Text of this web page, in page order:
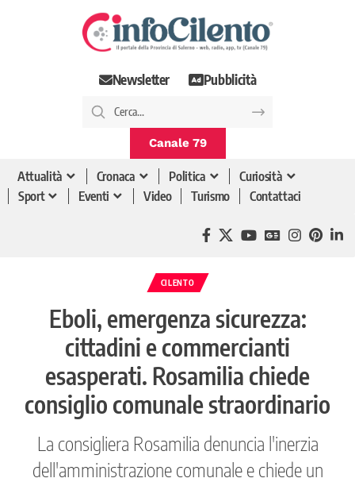
Newsletter Pubblicità
Canale 79
Attualità Cronaca Politica
Curiosità
Sport
Eventi Video Turismo Contattaci
CILENTO
Eboli, emergenza sicurezza:
cittadini e commercianti
esasperati. Rosamilia chiede
consiglio comunale straordinario
La consigliera Rosamilia denuncia l'inerzia
dell'amministrazione comunale e chiede un